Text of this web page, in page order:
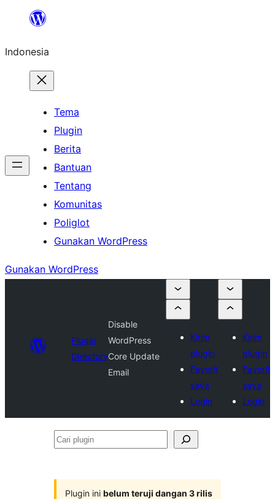
Lewati
konten
Indonesia
Tema
Plugin
Berita
Bantuan
Tentang
Komunitas
Poliglot
Gunakan WordPress
Gunakan WordPress
Plugin
Directory
Disable
WordPress
Core Update
Email
Kirim
plugin
Favorit
saya
Login
Kirim
plugin
Favorit
saya
Login
Cari
Plugin ini belum teruji dangan 3 rilis